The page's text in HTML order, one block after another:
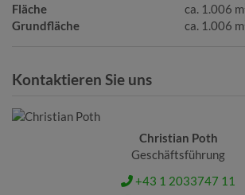
Fläche
ca. 1.006 m
Grundfläche ca. 1.006 m
Kontaktieren Sie uns
Christian Poth
Geschäftsführung
+43 1 2033747 11